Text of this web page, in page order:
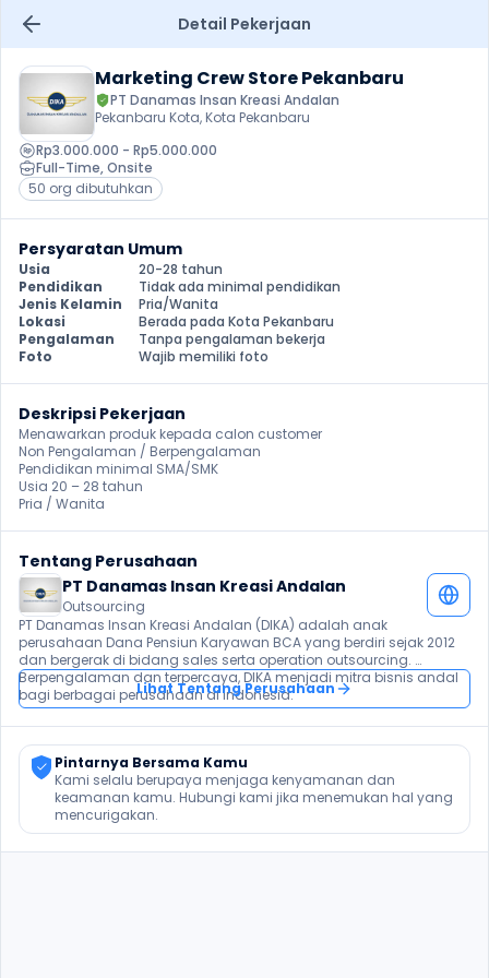
Detail Pekerjaan
Marketing Crew Store Pekanbaru
PT Danamas Insan Kreasi Andalan
Pekanbaru Kota, Kota Pekanbaru
Rp3.000.000 - Rp5.000.000
Full-Time, Onsite
50 org dibutuhkan
Persyaratan Umum
Usia
20-28 tahun
Pendidikan
Tidak ada minimal pendidikan
Jenis Kelamin
Pria/Wanita
Lokasi
Berada pada Kota Pekanbaru
Pengalaman
Tanpa pengalaman bekerja
Foto
Wajib memiliki foto
Deskripsi Pekerjaan
Menawarkan produk kepada calon customer
Non Pengalaman / Berpengalaman
Pendidikan minimal SMA/SMK
Usia 20 – 28 tahun
Pria / Wanita
Tentang Perusahaan
PT Danamas Insan Kreasi Andalan
Outsourcing
PT Danamas Insan Kreasi Andalan (DIKA) adalah anak
perusahaan Dana Pensiun Karyawan BCA yang berdiri sejak 2012
dan bergerak di bidang sales serta operation outsourcing.
Berpengalaman dan terpercaya, DIKA menjadi mitra bisnis andal
bagi berbagai perusahaan di Indonesia.
Lihat Tentang Perusahaan
Pintarnya Bersama Kamu
Kami selalu berupaya menjaga kenyamanan dan
keamanan kamu. Hubungi kami jika menemukan hal yang
mencurigakan.